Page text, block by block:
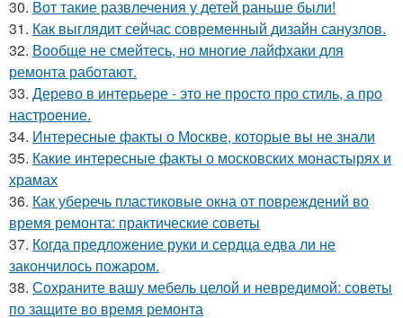
30. Вот такие развлечения у детей раньше были!
31. Как выглядит сейчас современный дизайн санузлов.
32. Вообще не смейтесь, но многие лайфхаки для
ремонта работают.
33. Дерево в интерьере - это не просто про стиль, а про
настроение.
34. Интересные факты о Москве, которые вы не знали
35. Какие интересные факты о московских монастырях и
храмах
36. Как уберечь пластиковые окна от повреждений во
время ремонта: практические советы
37. Когда предложение руки и сердца едва ли не
закончилось пожаром.
38. Сохраните вашу мебель целой и невредимой: советы
по защите во время ремонта